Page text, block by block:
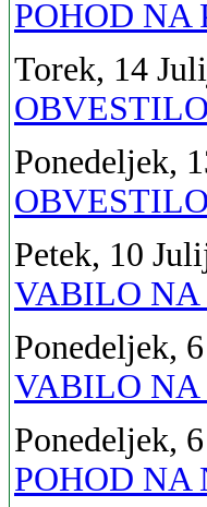
POHOD NA
Torek, 14
OBVESTILO
Ponedeljek,
OBVESTILO
Petek, 10
VABILO NA
Ponedeljek,
VABILO NA
Ponedeljek,
POHOD